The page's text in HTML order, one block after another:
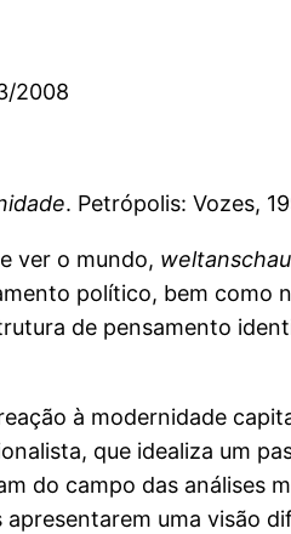
2008
. Petrópolis: Vozes,
ver o mundo,
político, bem como
de pensamento
à modernidade
que idealiza um
do campo das análises
uma visão